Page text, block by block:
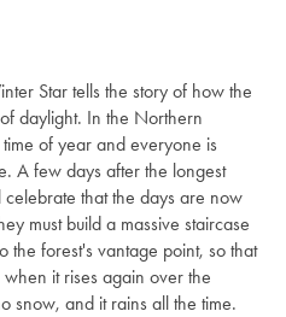
Star tells the story of how the
daylight. In the Northern
of year and everyone is
A few days after the longest
that the days are now
must build a massive staircase
the forest's vantage point, so that
it rises again over the
snow, and it rains all the time.